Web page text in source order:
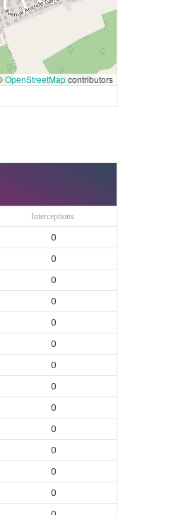
OpenStreetMapcontributors
Interceptions
0
0
0
0
0
0
0
0
0
0
0
0
0